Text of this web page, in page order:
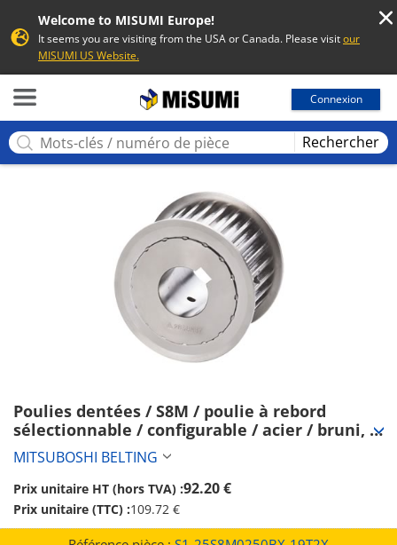
Welcome to MISUMI Europe!
It seems you are visiting from the USA or Canada. Please visitour
MISUMI US Website.
Connexion
Rechercher
Poulies dentées / S8M / poulie à rebord
sélectionnable / configurable / acier / bruni,
nickelé chimiquement / S8M0250 (S1-
25S8M0250BX-19T2X)
MITSUBOSHI BELTING
Prix unitaire HT (hors TVA) :92.20 €
Prix unitaire (TTC) :109.72 €